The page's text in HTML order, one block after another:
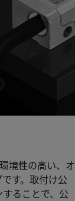
境性の高い、オ
す。取付け公
ることで、公